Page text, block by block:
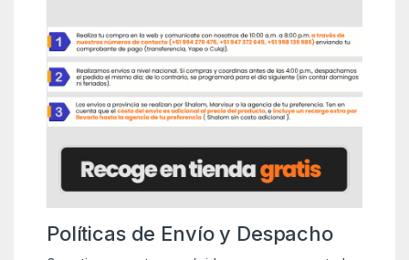
Políticas de Envío y Despacho